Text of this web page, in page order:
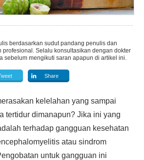
berdasarkan sudut pandang penulis dan
profesional. Selalu konsultasikan dengan dokter
sebelum mengikuti saran apapun di artikel ini.
Share
kelelahan yang sampai
tertidur dimanapun? Jika ini yang
terhadap gangguan kesehatan
atau sindrom
untuk gangguan ini